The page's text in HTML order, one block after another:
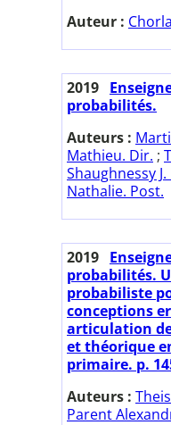
Auteur :
2019
probabilités.
Auteurs :
Mathieu. Dir. ;
Shaughnessy
Nathalie. Post.
2019
probabilités.
probabiliste
conceptions
articulation
et théorique
primaire. p.
Auteurs :
Parent